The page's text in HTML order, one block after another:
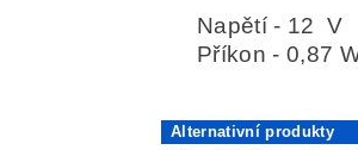
Napětí - 12 V
Příkon -0,87
Alternativní produkty